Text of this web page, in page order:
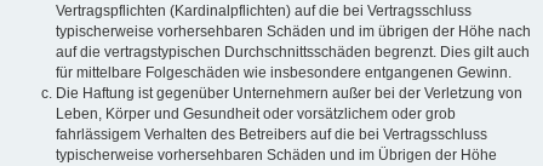
Vertragspflichten (Kardinalpflichten) auf die bei Vertragsschluss
typischerweise vorhersehbaren Schäden und im übrigen der Höhe nach
auf die vertragstypischen Durchschnittsschäden begrenzt. Dies gilt auch
für mittelbare Folgeschäden wie insbesondere entgangenen Gewinn.
Die Haftung ist gegenüber Unternehmern außer bei der Verletzung von
Leben, Körper und Gesundheit oder vorsätzlichem oder grob
fahrlässigem Verhalten des Betreibers auf die bei Vertragsschluss
typischerweise vorhersehbaren Schäden und im Übrigen der Höhe